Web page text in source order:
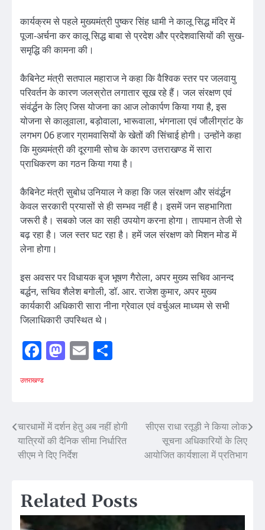
कार्यक्रम से पहले मुख्यमंत्री पुष्कर सिंह धामी ने कालू सिद्ध मंदिर में
पूजा-अर्चना कर कालू सिद्ध बाबा से प्रदेश और प्रदेशवासियों की सुख-
समृद्धि की कामना की।
कैबिनेट मंत्री सतपाल महाराज ने कहा कि वैश्विक स्तर पर जलवायु
परिवर्तन के कारण जलस्रोत लगातार सूख रहे हैं। जल संरक्षण एवं
संवंर्द्धन के लिए जिस योजना का आज लोकार्पण किया गया है, इस
योजना से कालूवाला, बड़ोवाला, भारूवाला, भंगनाला एवं जौलीग्रांट के
लगभग 06 हजार ग्रामवासियों के खेतों की सिंचाई होगी। उन्होंने कहा
कि मुख्यमंत्री की दूरगामी सोच के कारण उत्तराखण्ड में सारा
प्राधिकरण का गठन किया गया है।
कैबिनेट मंत्री सुबोध उनियाल ने कहा कि जल संरक्षण और संवंर्द्धन
केवल सरकारी प्रयासों से ही सम्भव नहीं है। इसमें जन सहभागिता
जरूरी है। सबको जल का सही उपयोग करना होगा। तापमान तेजी से
बढ़ रहा है। जल स्तर घट रहा है। हमें जल संरक्षण को मिशन मोड में
लेना होगा।
इस अवसर पर विधायक बृज भूषण गैरोला, अपर मुख्य सचिव आनन्द
बर्द्धन, सचिव शैलेश बगोली, डॉ. आर. राजेश कुमार, अपर मुख्य
कार्यकारी अधिकारी सारा नीना ग्रेवाल एवं वर्चुअल माध्यम से सभी
जिलाधिकारी उपस्थित थे।
Facebook
Mastodon
Email
उत्तराखण्ड
Post
navigation
चारधामों में दर्शन हेतु अब नहीं होगी
यात्रियों की दैनिक सीमा निर्धारित
सीएम ने दिए निर्देश
सीएस राधा रतूड़ी ने किया लोक
सूचना अधिकारियों के लिए
आयोजित कार्यशाला में प्रतिभाग
Related Posts